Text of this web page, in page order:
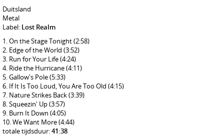
Duitsland
Metal
Label: Lost Realm
On the Stage Tonight(2:58)
Edge of the World (3:52)
Run for Your Life(4:24)
Ride the Hurricane(4:11)
Gallow's Pole(5:33)
If It Is Too Loud, You Are Too Old (4:15)
Nature Strikes Back(3:39)
Squeezin' Up(3:57)
Burn It Down (4:05)
We Want More(4:44)
totale tijdsduur:41:38